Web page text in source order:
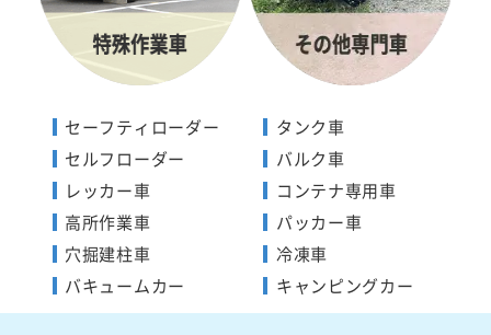
セーフティローダー
セルフローダー
レッカー車
高所作業車
穴掘建柱車
バキュームカー
タンク車
バルク車
コンテナ専用車
パッカー車
冷凍車
キャンピングカー